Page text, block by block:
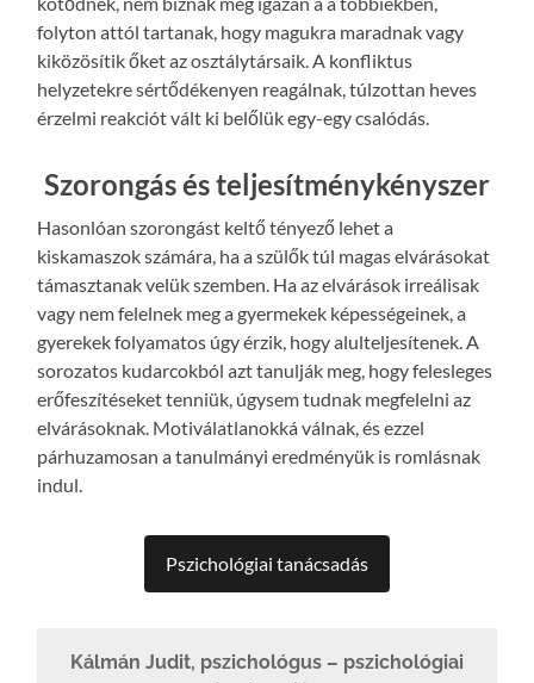
folyton attól tartanak, hogy magukra maradnak vagy
kiközösítik őket az osztálytársaik. A konfliktus
helyzetekre sértődékenyen reagálnak, túlzottan heves
érzelmi reakciót vált ki belőlük egy-egy csalódás.
Szorongás és teljesítménykényszer
Hasonlóan szorongást keltő tényező lehet a
kiskamaszok számára, ha a szülők túl magas elvárásokat
támasztanak velük szemben. Ha az elvárások irreálisak
vagy nem felelnek meg a gyermekek képességeinek, a
gyerekek folyamatos úgy érzik, hogy alulteljesítenek. A
sorozatos kudarcokból azt tanulják meg, hogy felesleges
erőfeszítéseket tenniük, úgysem tudnak megfelelni az
elvárásoknak. Motiválatlanokká válnak, és ezzel
párhuzamosan a tanulmányi eredményük is romlásnak
indul.
Pszichológiai tanácsadás
Kálmán Judit, pszichológus – pszichológiai